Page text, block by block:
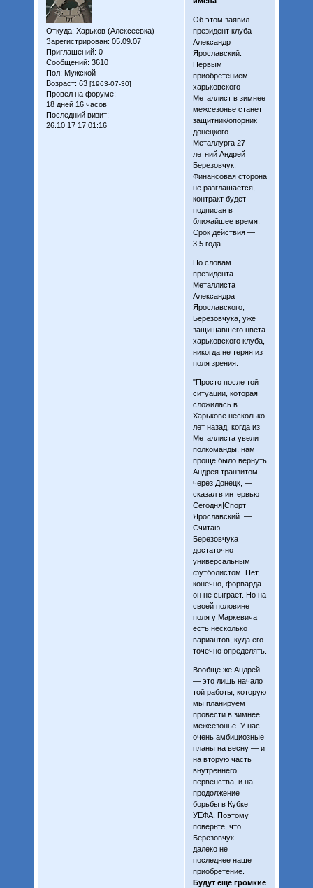
Откуда: Харьков (Алексеевка)
Зарегистрирован: 05.09.07
Приглашений: 0
Сообщений: 3610
Пол: Мужской
Возраст: 63 [1963-07-30]
Провел на форуме:
18 дней 16 часов
Последний визит:
26.10.17 17:01:16
Об этом заявил
президент клуба
Александр
Ярославский.
Первым
приобретением
харьковского
Металлист в зимнее
межсезонье станет
защитник/опорник
донецкого
Металлурга 27-
летний Андрей
Березовчук.
Финансовая сторона
не разглашается,
контракт будет
подписан в
ближайшее время.
Срок действия —
3,5 года.
По словам
президента
Металлиста
Александра
Ярославского,
Березовчука, уже
защищавшего цвета
харьковского клуба,
никогда не теряя из
поля зрения.
"Просто после той
ситуации, которая
сложилась в
Харькове несколько
лет назад, когда из
Металлиста увели
полкоманды, нам
проще было вернуть
Андрея транзитом
через Донецк, —
сказал в интервью
Сегодня|Спорт
Ярославский. —
Считаю
Березовчука
достаточно
универсальным
футболистом. Нет,
конечно, форварда
он не сыграет. Но на
своей половине
поля у Маркевича
есть несколько
вариантов, куда его
точечно определять.
Вообще же Андрей
— это лишь начало
той работы, которую
мы планируем
провести в зимнее
межсезонье. У нас
очень амбициозные
планы на весну — и
на вторую часть
внутреннего
первенства, и на
продолжение
борьбы в Кубке
УЕФА. Поэтому
поверьте, что
Березовчук —
далеко не
последнее наше
приобретение.
Будут еще громкие